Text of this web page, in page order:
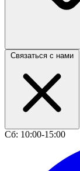
Связаться с нами
Сб: 10:00-15:00